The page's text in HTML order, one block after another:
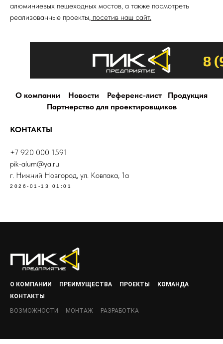
алюминиевых пешеходных мостов, а также посмотреть
реализованные проекты, посетив наш сайт.
О компании Новости Референс-лист
Продукция
Партнерство для проектировщиков
КОНТАКТЫ
+7 920 000 1591
pik-alum@ya.ru
г. Нижний Новгород, ул. Ковпака, 1а
2026-01-13 01:01
О КОМПАНИИ ПРЕИМУЩЕСТВА ПРОЕКТЫ
КОМАНДА
КОНТАКТЫ
ВОЗМОЖНОСТИ МОНТАЖ РАЗРАБОТКА